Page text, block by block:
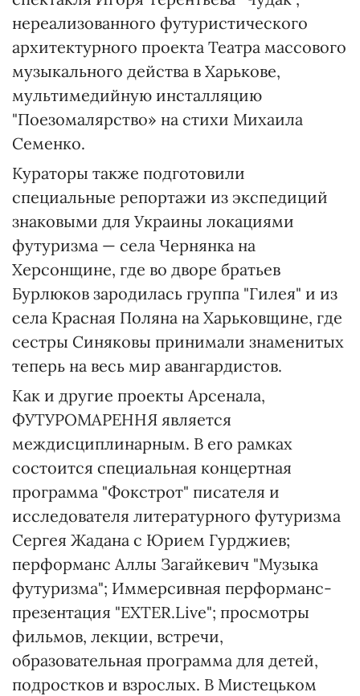
нереализованного футуристического
архитектурного проекта Театра массового
музыкального действа в Харькове,
мультимедийную инсталляцию
"Поезомалярство» на стихи Михаила
Семенко.
Кураторы также подготовили
специальные репортажи из экспедиций
знаковыми для Украины локациями
футуризма — села Чернянка на
Херсонщине, где во дворе братьев
Бурлюков зародилась группа "Гилея" и из
села Красная Поляна на Харьковщине, где
сестры Синяковы принимали знаменитых
теперь на весь мир авангардистов.
Как и другие проекты Арсенала,
ФУТУРОМАРЕННЯ является
междисциплинарным. В его рамках
состоится специальная концертная
программа "Фокстрот" писателя и
исследователя литературного футуризма
Сергея Жадана с Юрием Гурджиев;
перформанс Аллы Загайкевич "Музыка
футуризма"; Иммерсивная перформанс-
презентация "EXTER.Live"; просмотры
фильмов, лекции, встречи,
образовательная программа для детей,
подростков и взрослых. В Мистецьком